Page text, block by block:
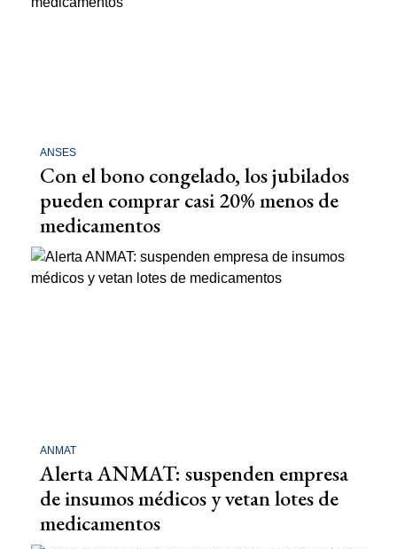
ANSES
Con el bono congelado, los jubilados
pueden comprar casi 20% menos de
medicamentos
ANMAT
Alerta ANMAT: suspenden empresa
de insumos médicos y vetan lotes de
medicamentos